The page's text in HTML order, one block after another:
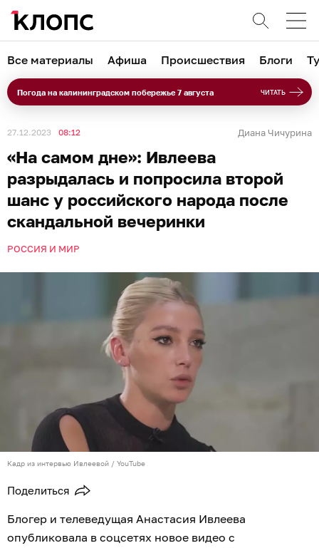
Все материалы Афиша Происшествия Блоги
Погода на калининградском побережье 7 августа ЧИТАТЬ
27.12.2023 08:12 Диана Чичурина
«На самом дне»: Ивлеева
разрыдалась и попросила второй
шанс у российского народа после
скандальной вечеринки
РОССИЯ И МИР
Кадр из интервью Ивлеевой / YouTube
Поделиться
Блогер и телеведущая Анастасия Ивлеева
опубликовала в соцсетях новое видео с